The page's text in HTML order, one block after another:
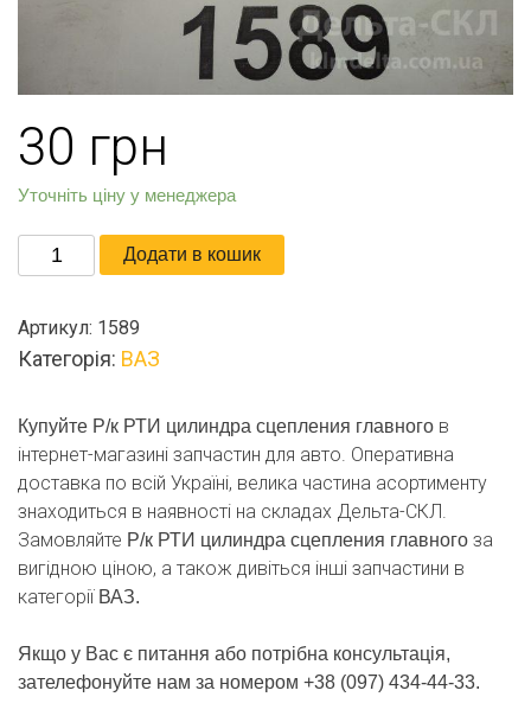
30 грн
Уточніть ціну у менеджера
к
цилиндра
сцепления
кількість
Додати в кошик
Артикул: 1589
Категорія: ВАЗ
Купуйте Р/к РТИ цилиндра сцепления главного в
інтернет-магазині запчастин для авто. Оперативна
доставка по всій Україні, велика частина асортименту
знаходиться в наявності на складах Дельта-СКЛ.
Замовляйте Р/к РТИ цилиндра сцепления главного за
вигідною ціною, а також дивіться інші запчастини в
категоріїВАЗ.
Якщо у Вас є питання або потрібна консультація,
зателефонуйте нам за номером +38 (097) 434-44-33.